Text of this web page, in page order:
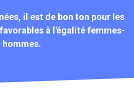
il est de bon ton pour les
à l'égalité femmes-
hommes.